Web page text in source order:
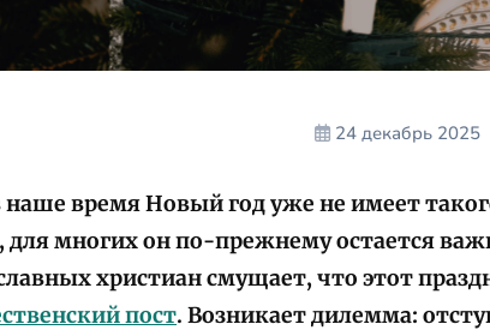
24 декабрь 2025
наше время Новый год уже не имеет
для многих он по-прежнему остается
христиан смущает, что этот
пост. Возникает дилемма: